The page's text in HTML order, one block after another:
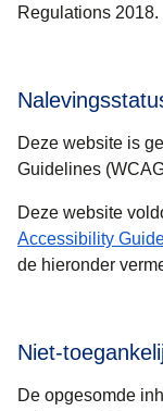
Regulations 2018.
Deze website is
Guidelines
Deze website
Accessibility
de hieronder
Niet-
De opgesomde